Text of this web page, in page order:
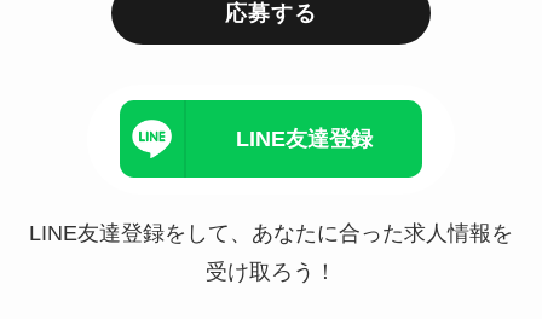
応募する
LINE友達登録
LINE友達登録をして、あなたに合った求人情報を
受け取ろう！